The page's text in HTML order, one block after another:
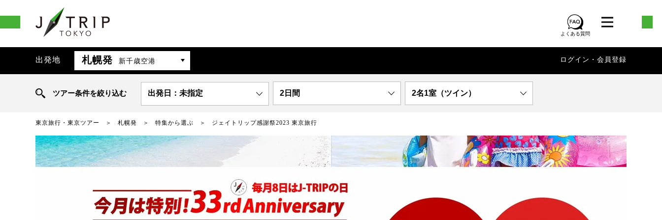
よくある質問
出発地 札幌発 新千歳空港 ログイン・会員登録
ツアー条件を絞り込む 出発日：未指定 2日間 2名1室（ツイン）
東京旅行・東京ツアー 札幌発 特集から選ぶ ジェイトリップ感謝祭2023 東京旅行